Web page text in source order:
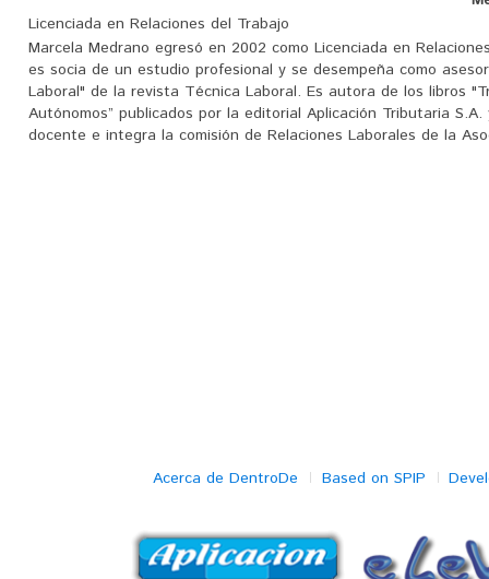
Licenciada en Relaciones del Trabajo
Marcela Medrano egresó en 2002 como Licenciada en
es socia de un estudio profesional y se desempeña como
Laboral" de la revista Técnica Laboral. Es autora de los libros
Autónomos” publicados por la editorial Aplicación Tributaria
docente e integra la comisión de Relaciones Laborales de la
Acerca de DentroDe Based on SPIP